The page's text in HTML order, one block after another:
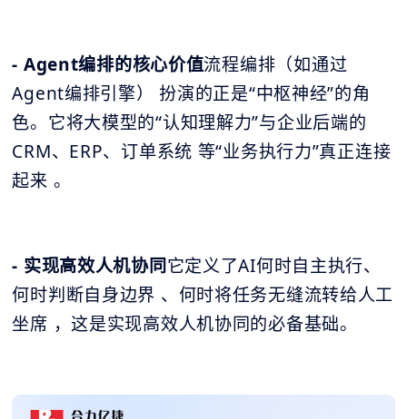
- Agent编排的核心价值流程编排（如通过
Agent编排引擎） 扮演的正是“中枢神经”的角
色。它将大模型的“认知理解力”与企业后端的
CRM、ERP、订单系统 等“业务执行力”真正连接
起来 。
- 实现高效人机协同它定义了AI何时自主执行、
何时判断自身边界 、何时将任务无缝流转给人工
坐席 ，这是实现高效人机协同的必备基础。